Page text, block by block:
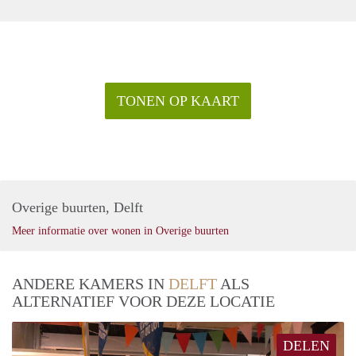
TONEN OP KAART
Overige buurten, Delft
Meer informatie over wonen in Overige buurten
ANDERE KAMERS IN DELFT ALS
ALTERNATIEF VOOR DEZE LOCATIE
DELEN